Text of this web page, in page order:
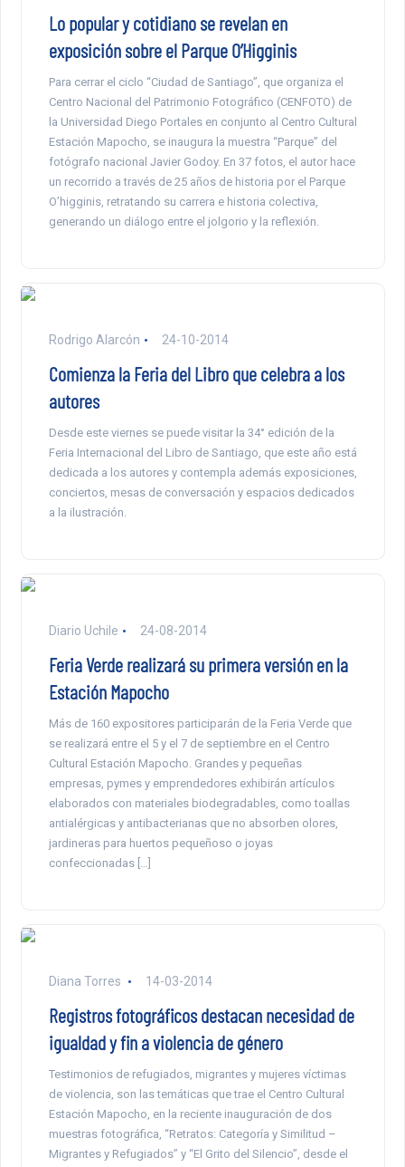
Lo popular y cotidiano se revelan en
exposición sobre el Parque O’Higginis
Para cerrar el ciclo “Ciudad de Santiago”, que organiza el
Centro Nacional del Patrimonio Fotográfico (CENFOTO) de
la Universidad Diego Portales en conjunto al Centro Cultural
Estación Mapocho, se inaugura la muestra “Parque” del
fotógrafo nacional Javier Godoy. En 37 fotos, el autor hace
un recorrido a través de 25 años de historia por el Parque
O’higginis, retratando su carrera e historia colectiva,
generando un diálogo entre el jolgorio y la reflexión.
Rodrigo Alarcón 24-10-2014
Comienza la Feria del Libro que celebra a los
autores
Desde este viernes se puede visitar la 34° edición de la
Feria Internacional del Libro de Santiago, que este año está
dedicada a los autores y contempla además exposiciones,
conciertos, mesas de conversación y espacios dedicados
a la ilustración.
Diario Uchile 24-08-2014
Feria Verde realizará su primera versión en la
Estación Mapocho
Más de 160 expositores participarán de la Feria Verde que
se realizará entre el 5 y el 7 de septiembre en el Centro
Cultural Estación Mapocho. Grandes y pequeñas
empresas, pymes y emprendedores exhibirán artículos
elaborados con materiales biodegradables, como toallas
antialérgicas y antibacterianas que no absorben olores,
jardineras para huertos pequeñoso o joyas
confeccionadas […]
Diana Torres 14-03-2014
Registros fotográficos destacan necesidad de
igualdad y fin a violencia de género
Testimonios de refugiados, migrantes y mujeres víctimas
de violencia, son las temáticas que trae el Centro Cultural
Estación Mapocho, en la reciente inauguración de dos
muestras fotográfica, “Retratos: Categoría y Similitud –
Migrantes y Refugiados” y “El Grito del Silencio”, desde el